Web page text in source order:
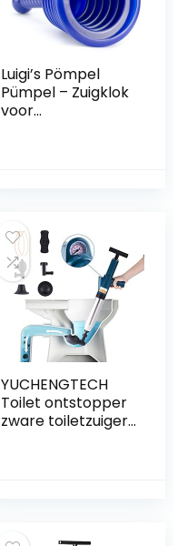
Luigi’s Pömpel
Pümpel – Zuigklok
voor
grote balg
YUCHENGTECH
Toilet ontstopper
zware toiletzuiger